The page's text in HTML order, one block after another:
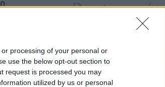
processing of your personal or
use the below opt-out section to
request is processed you may
utilized by us or personal
του
διαφορά
version
Σε εξέλιξη οι
σπίτια του